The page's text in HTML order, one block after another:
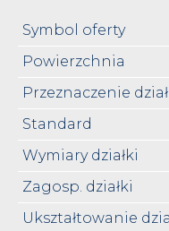
Symbol oferty
Powierzchnia
Przeznaczenie
Standard
Wymiary działki
Zagosp. działki
Ukształtowanie